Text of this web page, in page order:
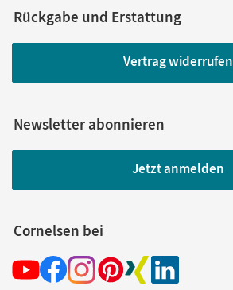
Rückgabe und Erstattung
Vertrag widerrufen
Newsletter abonnieren
Jetzt anmelden
Cornelsen bei